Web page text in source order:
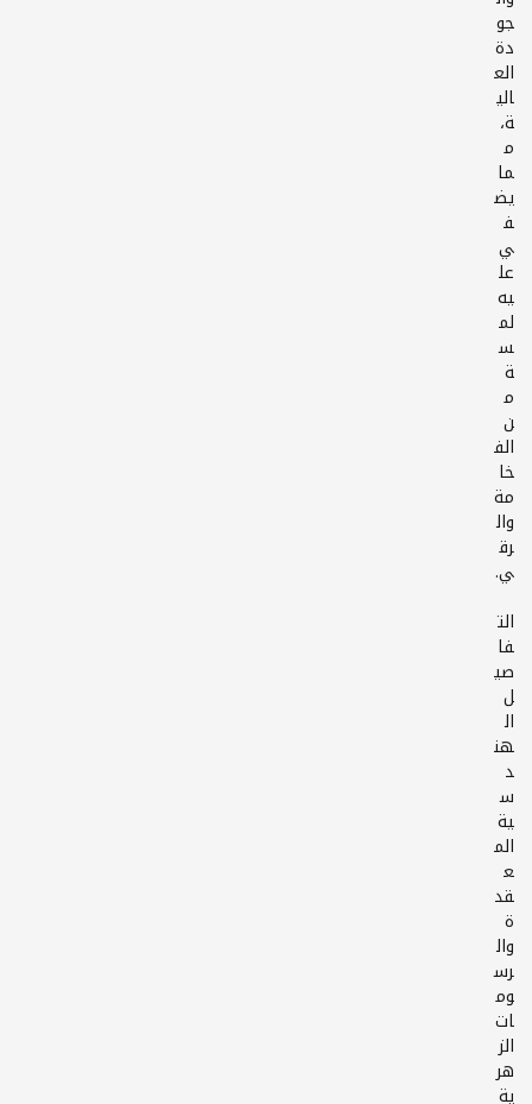
جو
دة
الع
الي
ة،
م
ما
يض
ف
ي
عل
يه
لم
س
ة
م
ن
الف
خا
مة
وال
رق
الت
فا
صي
ل
ال
هن
د
س
ية
الم
ع
قد
ة
وال
رس
وم
ات
الز
هر
ية